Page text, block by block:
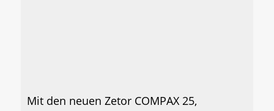
Mit den neuen Zetor COMPAX 25,